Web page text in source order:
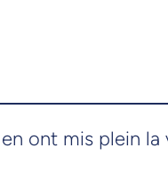
ont mis plein la